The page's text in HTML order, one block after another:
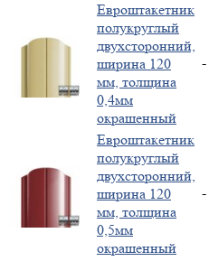
Евроштакетник
полукруглый
двухсторонний,
ширина 120
мм, толщина
0,4мм
окрашенный
-
Евроштакетник
полукруглый
двухсторонний,
ширина 120
мм, толщина
0,5мм
окрашенный
-